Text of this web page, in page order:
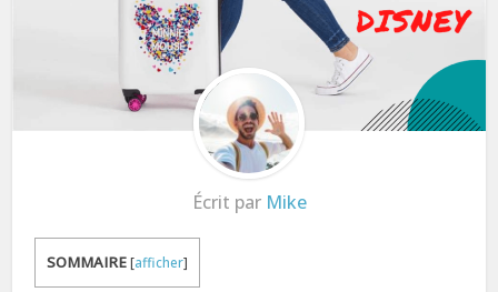
Écrit par Mike
SOMMAIRE[afficher]